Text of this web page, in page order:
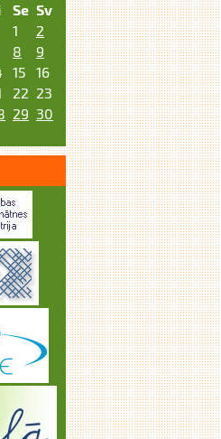
Se Sv
1
2
8
9
15
16
22 23
29 30